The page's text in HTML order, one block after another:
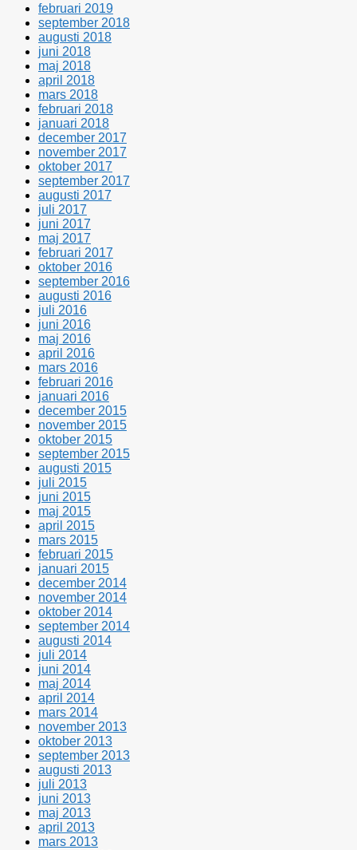
februari 2019
september 2018
augusti 2018
juni 2018
maj 2018
april 2018
mars 2018
februari 2018
januari 2018
december 2017
november 2017
oktober 2017
september 2017
augusti 2017
juli 2017
juni 2017
maj 2017
februari 2017
oktober 2016
september 2016
augusti 2016
juli 2016
juni 2016
maj 2016
april 2016
mars 2016
februari 2016
januari 2016
december 2015
november 2015
oktober 2015
september 2015
augusti 2015
juli 2015
juni 2015
maj 2015
april 2015
mars 2015
februari 2015
januari 2015
december 2014
november 2014
oktober 2014
september 2014
augusti 2014
juli 2014
juni 2014
maj 2014
april 2014
mars 2014
november 2013
oktober 2013
september 2013
augusti 2013
juli 2013
juni 2013
maj 2013
april 2013
mars 2013